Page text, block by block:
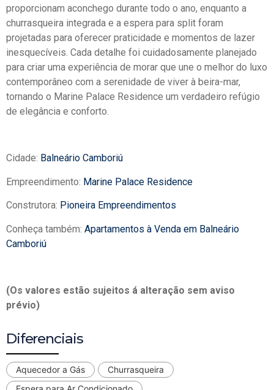
proporcionam aconchego durante todo o ano, enquanto a
churrasqueira integrada e a espera para split foram
projetadas para oferecer praticidade e momentos de lazer
inesquecíveis. Cada detalhe foi cuidadosamente planejado
para criar uma experiência de morar que une o melhor do luxo
contemporâneo com a serenidade de viver à beira-mar,
tornando o Marine Palace Residence um verdadeiro refúgio
de elegância e conforto.
Cidade: Balneário Camboriú
Empreendimento: Marine Palace Residence
Construtora: Pioneira Empreendimentos
Conheça também: Apartamentos à Venda em Balneário
Camboriú
(Os valores estão sujeitos á alteração sem aviso
prévio)
Diferenciais
Aquecedor a Gás
Churrasqueira